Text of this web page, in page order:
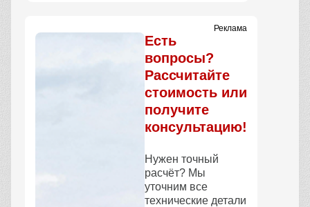
Реклама
Есть
вопросы?
Рассчитайте
стоимость или
получите
консультацию!
Нужен точный
расчёт? Мы
уточним все
технические детали